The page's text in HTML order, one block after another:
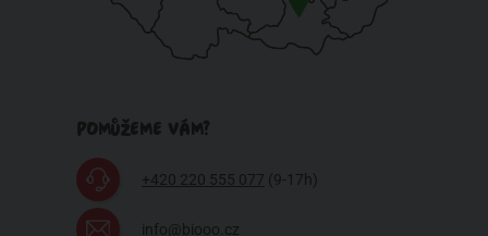
POMŮŽEME VÁM?
+420 220 555 077 (9-17h)
info@biooo.cz